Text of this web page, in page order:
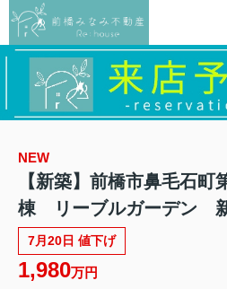
NEW
【新築】前橋市鼻毛石
棟 リーブルガーデン
7月20日 値下げ
1,980万円